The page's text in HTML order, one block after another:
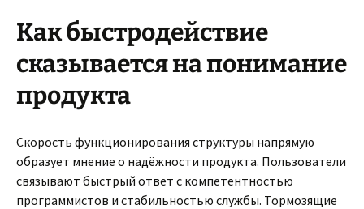
Как быстродействие
сказывается на понимание
продукта
Скорость функционирования структуры напрямую
образует мнение о надёжности продукта. Пользователи
связывают быстрый ответ с компетентностью
программистов и стабильностью службы. Тормозящие